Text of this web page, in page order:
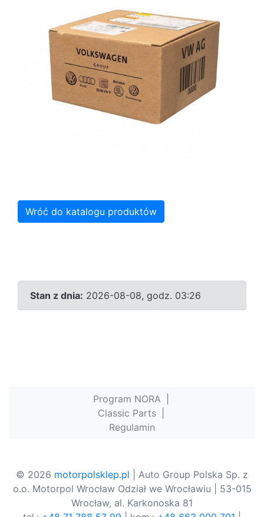
Wróć do katalogu produktów
Stan z dnia: 2026-08-08, godz. 03:26
Program NORA
Classic Parts
Regulamin
© 2026 motorpolsklep.pl | Auto Group Polska Sp. z
o.o. Motorpol Wrocław Odział we Wrocławiu | 53-015
Wrocław, al. Karkonoska 81